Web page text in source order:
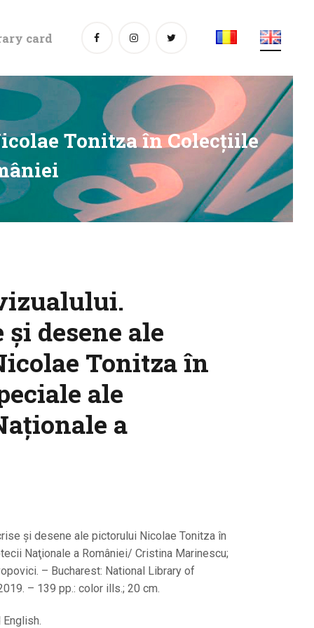
card
Tonitza în Colecțiile
desene ale
Tonitza în
ale
a
și desene ale pictorului Nicolae Tonitza în
Naţionale a României/ Cristina Marinescu;
– Bucharest: National Library of
– 139 pp.: color ills.; 20 cm.
English.